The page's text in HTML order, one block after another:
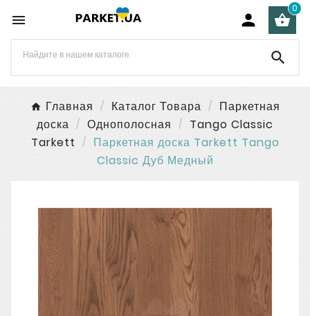
  
0

Главная Каталог Товара
Паркетная
доска
Однополосная
Tango Classic
Tarkett
Паркетная доска Tarkett Tango
Classic Дуб Медный